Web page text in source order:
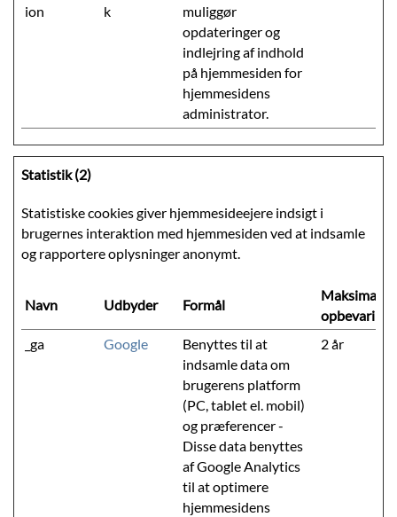
ion
k
muliggør
opdateringer og
indlejring af indhold
på hjemmesiden for
hjemmesidens
administrator.
Statistik (2)
Statistiske cookies giver hjemmesideejere indsigt i
brugernes interaktion med hjemmesiden ved at indsamle
og rapportere oplysninger anonymt.
Navn Udbyder Formål
Maksimal
_ga
Google
Benyttes til at
indsamle data om
brugerens platform
(PC, tablet el. mobil)
og præferencer -
Disse data benyttes
af Google Analytics
til at optimere
hjemmesidens
2 år